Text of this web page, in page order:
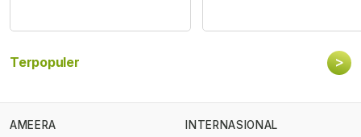
Terpopuler >
AMEERA
INTERNASIONAL